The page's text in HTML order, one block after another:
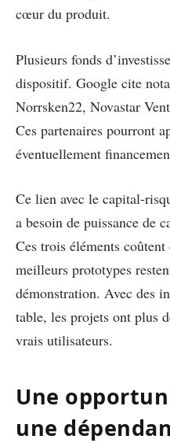
cœur du produit.
Plusieurs fonds
dispositif. Google cite
Norrsken22, Novastar
Ces partenaires pourront
éventuellement
Ce lien avec le capital-
a besoin de puissance de
Ces trois éléments
meilleurs prototypes
démonstration. Avec des
table, les projets ont plus
vrais utilisateurs.
Une
une